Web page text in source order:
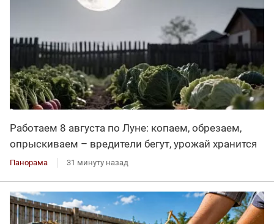
Работаем 8 августа по Луне: копаем, обрезаем,
опрыскиваем – вредители бегут, урожай хранится
Панорама 31 минуту назад